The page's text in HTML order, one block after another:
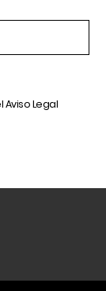
Aviso Legal